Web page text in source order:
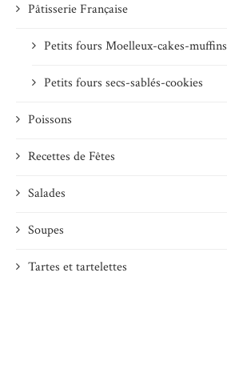
Pâtisserie Française
Petits fours Moelleux-cakes-muffins
Petits fours secs-sablés-cookies
Poissons
Recettes de Fêtes
Salades
Soupes
Tartes et tartelettes